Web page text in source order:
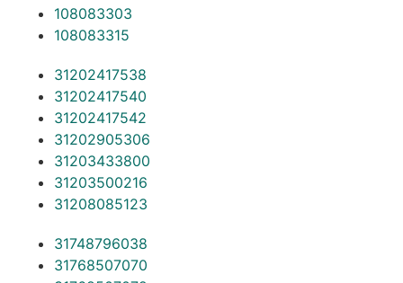
108083303
108083315
31202417538
31202417540
31202417542
31202905306
31203433800
31203500216
31208085123
31748796038
31768507070